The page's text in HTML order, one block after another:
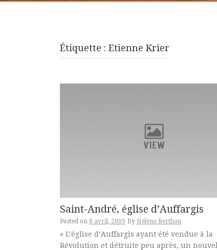
Étiquette : Etienne Krier
Saint-André, église d’Auffargis
Posted on 8 avril, 2009 by Hélène Berthou
« L’église d’Auffargis ayant été vendue à la
Révolution et détruite peu après, un nouvel